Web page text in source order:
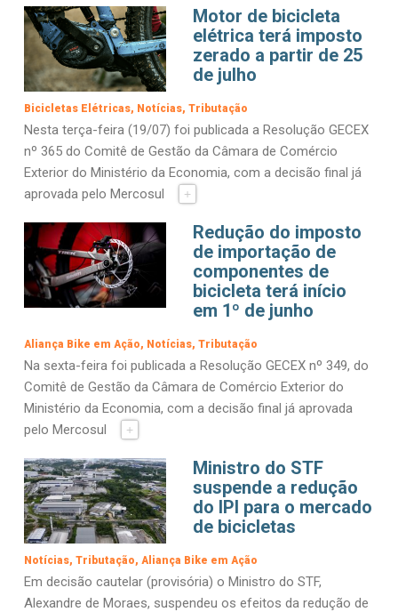
Motor de bicicleta
elétrica terá imposto
zerado a partir de 25
de julho
Bicicletas Elétricas Notícias Tributação
Nesta terça-feira (19/07) foi publicada a Resolução GECEX
nº 365 do Comitê de Gestão da Câmara de Comércio
Exterior do Ministério da Economia, com a decisão final já
aprovada pelo Mercosul
+
Redução do imposto
de importação de
componentes de
bicicleta terá início
em 1º de junho
Aliança Bike em Ação Notícias Tributação
Na sexta-feira foi publicada a Resolução GECEX nº 349, do
Comitê de Gestão da Câmara de Comércio Exterior do
Ministério da Economia, com a decisão final já aprovada
pelo Mercosul
+
Ministro do STF
suspende a redução
do IPI para o mercado
de bicicletas
Notícias Tributação Aliança Bike em Ação
Em decisão cautelar (provisória) o Ministro do STF,
Alexandre de Moraes, suspendeu os efeitos da redução de